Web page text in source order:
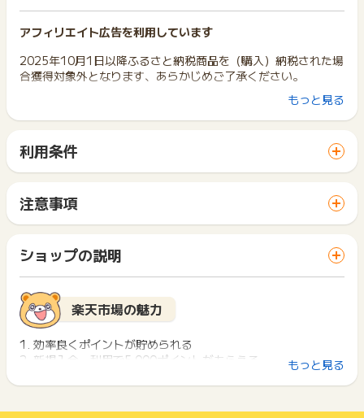
アフィリエイト広告を利用しています
2025年10月1日以降ふるさと納税商品を（購入）納税された場
合獲得対象外となります、あらかじめご了承ください。
ポイントタウンを経由せずに買い物かごに追加した商品は、ポ
イント獲得の対象外となります。
購入を行なってください。
◯【ポイント獲得対象】ポイントタウン⇒楽天市場⇒買い物か
✕【ポイント獲得対象外】楽天市場⇒買い物かごに入れる⇒ポ
イントタウン⇒購入
非課税商品や、軽減税率の商品が含まれる場合でも同様に「お
支払額× 0.9」の計算にて、還元対象額が算出されます。ご了承
下さい。
もっと見る
利用条件
サイトに移動してからお申し込みやお買い物が完了するまでの
間に、同じブラウザ（※）で他のサイトに移動した場合はポイン
ト獲得ができません。
「 ショッピングでポイントGET 」ボタンを押した時とサービ
ス・お買い物利用時で、デバイス・ブラウザが異なる場合はポ
イント獲得ができません。
2回以上同じお買い物・サービスをご利用される場合は、毎回
ポイントタウンに戻り、「 ショッピングでポイントGET 」ボ
タンを押してからご利用ください。
下記の事項に該当する場合、広告主側で対象外とみなし、「獲
い物を複数回ご利用された場合
注意事項
一部のサービスにつきましては、1商品につき10円単位の金額
は切り捨てとなります。
ポイント獲得が1ポイント未満のものは切り捨てとなり、ポイ
ント履歴には記載されません。
原則として広告主側のポイント等を利用して支払われた金額分
につきましては、ポイントタウンのポイント獲得の対象には含
まれません。
広告主が運営しているサービスの都合もしくは会員様の都合で
商品の交換や一部でもキャンセルされた場合、ポイントが無効
になる可能性もございます。
ショップの説明
楽天市場の魅力
1. 効率良くポイントが貯められる
2. 新規入会・利用で5,000ポイントがもらえる
もっと見る